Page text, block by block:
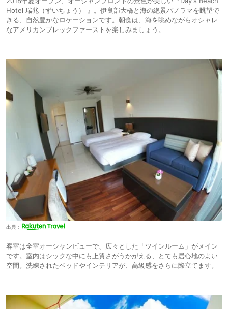
Hotel 瑞兆（ずいちょう） 』。伊良部大橋と海の絶景パノラマを眺望で
きる、自然豊かなロケーションです。朝食は、海を眺めながらオシャレ
なアメリカンブレックファーストを楽しみましょう。
出典：
客室は全室オーシャンビューで、広々とした「ツインルーム」がメイン
です。室内はシックな中にも上質さがうかがえる、とても居心地のよい
空間。洗練されたベッドやインテリアが、高級感をさらに際立てます。